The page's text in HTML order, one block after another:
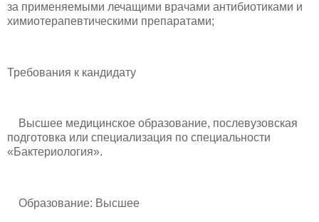
за применяемыми лечащими врачами антибиотиками и
химиотерапевтическими препаратами;
Требования к кандидату
Высшее медицинское образование, послевузовская
подготовка или специализация по специальности
«Бактериология».
Образование: Высшее